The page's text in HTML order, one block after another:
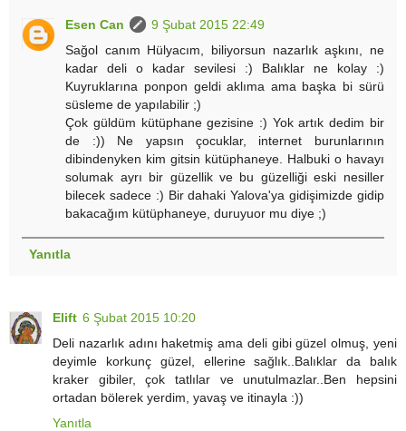
Esen Can
9 Şubat 2015 22:49
Sağol canım Hülyacım, biliyorsun nazarlık aşkını, ne
kadar deli o kadar sevilesi :) Balıklar ne kolay :)
Kuyruklarına ponpon geldi aklıma ama başka bi sürü
süsleme de yapılabilir ;)
Çok güldüm kütüphane gezisine :) Yok artık dedim bir
de :)) Ne yapsın çocuklar, internet burunlarının
dibindenyken kim gitsin kütüphaneye. Halbuki o havayı
solumak ayrı bir güzellik ve bu güzelliği eski nesiller
bilecek sadece :) Bir dahaki Yalova'ya gidişimizde gidip
bakacağım kütüphaneye, duruyuor mu diye ;)
Yanıtla
Elift 6 Şubat 2015 10:20
Deli nazarlık adını haketmiş ama deli gibi güzel olmuş, yeni
deyimle korkunç güzel, ellerine sağlık..Balıklar da balık
kraker gibiler, çok tatlılar ve unutulmazlar..Ben hepsini
ortadan bölerek yerdim, yavaş ve itinayla :))
Yanıtla